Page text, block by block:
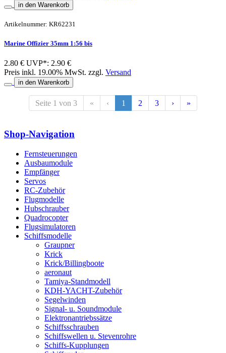
in den Warenkorb
Artikelnummer: KR62231
Marine Offizier 35mm 1:56 bis
2.80 € UVP*: 2.90 €
Preis inkl. 19.00% MwSt. zzgl. Versand
in den Warenkorb
Seite 1 von 3 « ‹ 1 2 3 › »
Shop-Navigation
Fernsteuerungen
Ausbaumodule
Empfänger
Servos
RC-Zubehör
Flugmodelle
Hubschrauber
Quadrocopter
Flugsimulatoren
Schiffsmodelle
Graupner
Krick
Krick/Billingboote
aeronaut
Tamiya-Standmodell
KDH-YACHT-Zubehör
Segelwinden
Signal- u. Soundmodule
Elektronantriebssätze
Schiffsschrauben
Schiffswellen u. Stevenrohre
Schiffs-Kupplungen